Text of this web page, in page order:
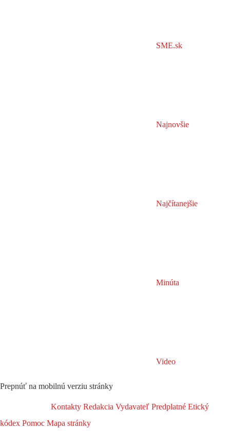
SME.sk
Najnovšie
Najčítanejšie
Minúta
Video
Prepnúť na mobilnú verziu stránky
Kontakty Redakcia Vydavateľ Predplatné Etický
kódex Pomoc Mapa stránky